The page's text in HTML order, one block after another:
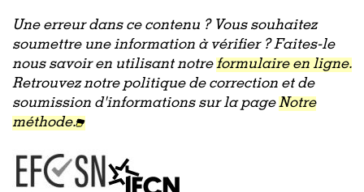
Une erreur dans ce contenu ? Vous souhaitez
soumettre une information à vérifier ? Faites-le
nous savoir en utilisant notreformulaire en ligne.
Retrouvez notre politique de correction et de
soumission d'informations sur la pageNotre
méthode.